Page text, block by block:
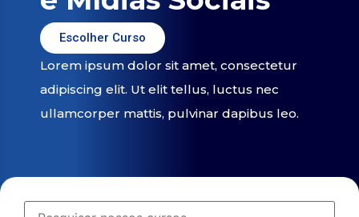
Escolher Curso
Lorem ipsum dolor sit amet, consectetur
adipiscing elit. Ut elit tellus, luctus nec
ullamcorper mattis, pulvinar dapibus leo.